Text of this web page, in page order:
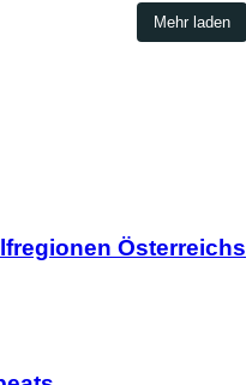
Mehr laden
Österreichs